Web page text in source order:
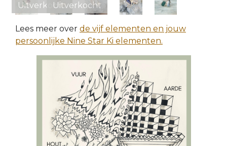
UitverkochtUitverkocht
Lees meer over de vijf elementen en jouw
persoonlijke Nine Star Ki elementen.